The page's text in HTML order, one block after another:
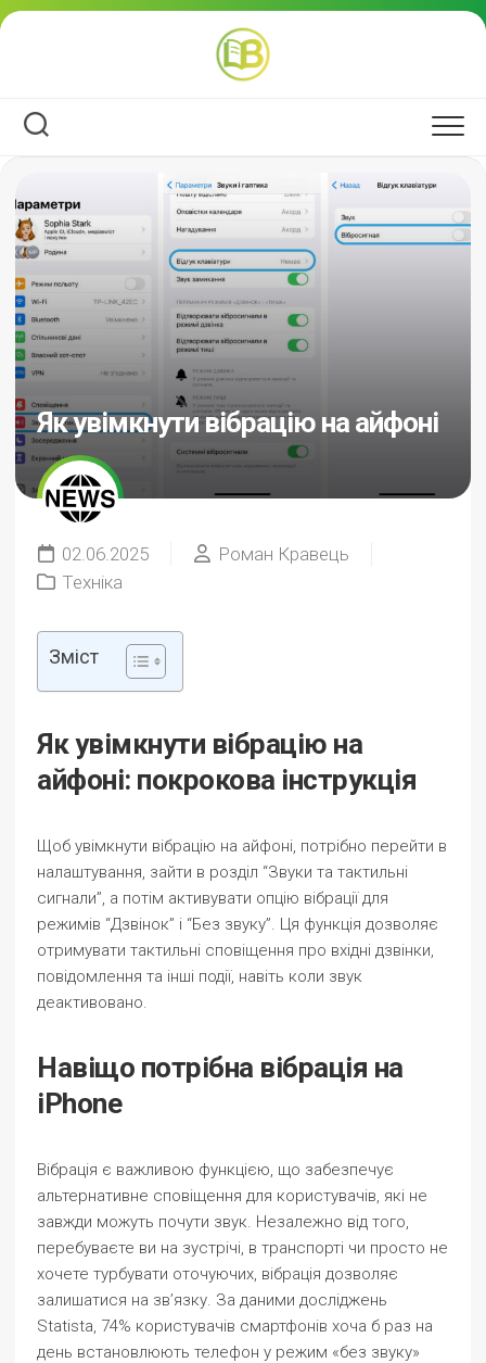
Перейти
Як увімкнути вібрацію на айфоні
02.06.2025
Роман Кравець
Техніка
Зміст
Як увімкнути вібрацію на
айфоні: покрокова інструкція
Щоб увімкнути вібрацію на айфоні, потрібно перейти в
налаштування, зайти в розділ “Звуки та тактильні
сигнали”, а потім активувати опцію вібрації для
режимів “Дзвінок” і “Без звуку”. Ця функція дозволяє
отримувати тактильні сповіщення про вхідні дзвінки,
повідомлення та інші події, навіть коли звук
деактивовано.
Навіщо потрібна вібрація на
iPhone
Вібрація є важливою функцією, що забезпечує
альтернативне сповіщення для користувачів, які не
завжди можуть почути звук. Незалежно від того,
перебуваєте ви на зустрічі, в транспорті чи просто не
хочете турбувати оточуючих, вібрація дозволяє
залишатися на зв’язку. За даними досліджень
Statista, 74% користувачів смартфонів хоча б раз на
день встановлюють телефон у режим «без звуку»